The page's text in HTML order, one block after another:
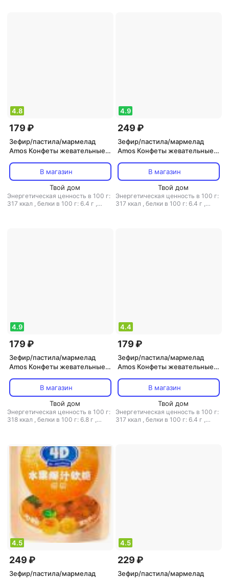
4.8
179 ₽
Зефир/пастила/мармелад
Amos Конфеты жевательные с
В магазин
Твой дом
Энергетическая ценность в 100 г:
317 ккал , белки в 100 г: 6.4 г ,
4.9
249 ₽
Зефир/пастила/мармелад
Amos Конфеты жевательные с
В магазин
Твой дом
Энергетическая ценность в 100 г:
317 ккал , белки в 100 г: 6.4 г ,
4.9
179 ₽
Зефир/пастила/мармелад
Amos Конфеты жевательные с
В магазин
Твой дом
Энергетическая ценность в 100 г:
318 ккал , белки в 100 г: 6.8 г ,
4.4
179 ₽
Зефир/пастила/мармелад
Amos Конфеты жевательные с
В магазин
Твой дом
Энергетическая ценность в 100 г:
317 ккал , белки в 100 г: 6.4 г ,
4.5
249 ₽
Зефир/пастила/мармелад
4.5
229 ₽
Зефир/пастила/мармелад